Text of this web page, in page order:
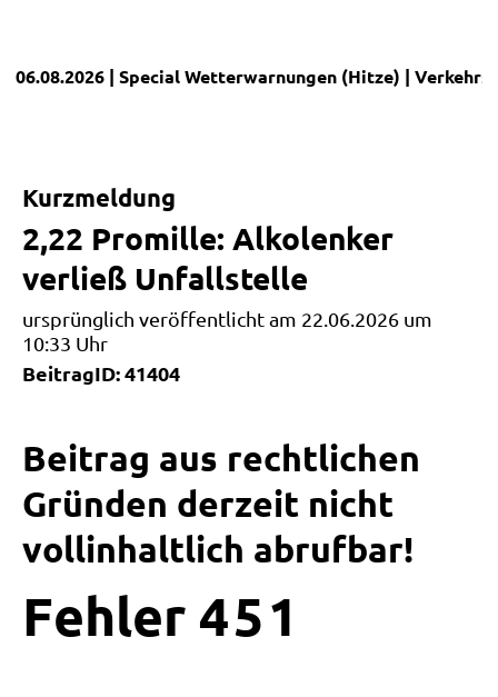
06.08.2026 | SpecialWetterwarnungen (Hitze) |
Kurzmeldung
2,22 Promille: Alkolenker
verließ Unfallstelle
ursprünglich veröffentlicht am 22.06.2026 um
10:33 Uhr
BeitragID: 41404
Beitrag aus rechtlichen
Gründen derzeit nicht
vollinhaltlich abrufbar!
Fehler 4 5 1